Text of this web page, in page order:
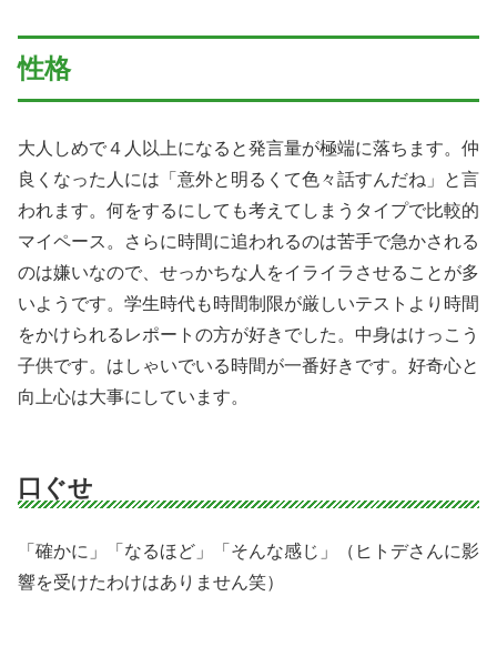
性格
大人しめで４人以上になると発言量が極端に落ちます。仲
良くなった人には「意外と明るくて色々話すんだね」と言
われます。何をするにしても考えてしまうタイプで比較的
マイペース。さらに時間に追われるのは苦手で急かされる
のは嫌いなので、せっかちな人をイライラさせることが多
いようです。学生時代も時間制限が厳しいテストより時間
をかけられるレポートの方が好きでした。中身はけっこう
子供です。はしゃいでいる時間が一番好きです。好奇心と
向上心は大事にしています。
口ぐせ
「確かに」「なるほど」「そんな感じ」（ヒトデさんに影
響を受けたわけはありません笑）